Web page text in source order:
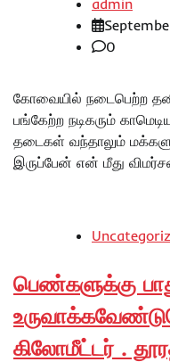
0
கோவையில் நடைபெற்ற
பங்கேற்ற நடிகரும்
தடைகள் வந்தாலும்
இருப்பேன் என் மீது
பெண்களுக்கு
கிலோமீட்டர் .